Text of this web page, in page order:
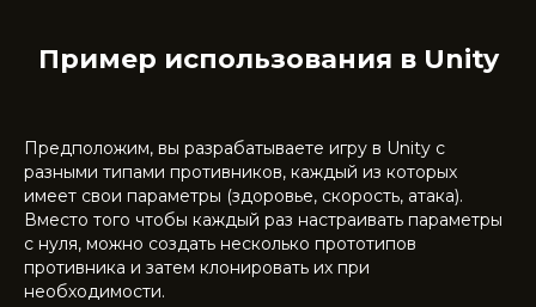
Пример использования в Unity
Предположим, вы разрабатываете игру в Unity с
разными типами противников, каждый из которых
имеет свои параметры (здоровье, скорость, атака).
Вместо того чтобы каждый раз настраивать параметры
с нуля, можно создать несколько прототипов
противника и затем клонировать их при
необходимости.